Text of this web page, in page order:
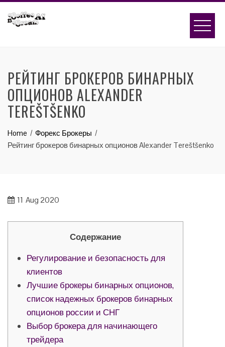
РЕЙТИНГ БРОКЕРОВ БИНАРНЫХ
ОПЦИОНОВ ALEXANDER
TEREŠTŠENKO
Home
Форекс Брокеры
Рейтинг брокеров бинарных опционов Alexander Tereštšenko
11 Aug 2020
Содержание
Регулирование и безопасность для
клиентов
Лучшие брокеры бинарных опционов,
список надежных брокеров бинарных
опционов россии и СНГ
Выбор брокера для начинающего
трейдера